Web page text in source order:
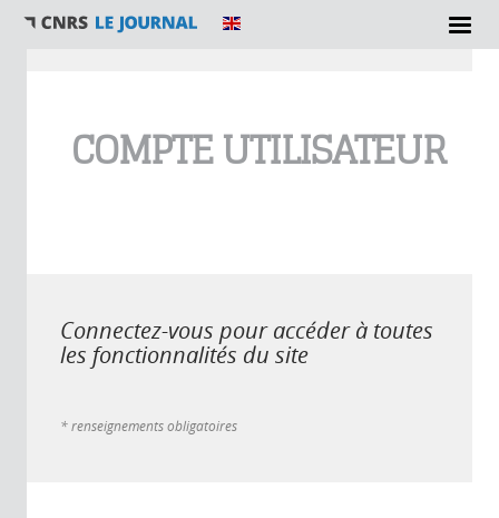
COMPTE UTILISATEUR
Connectez-vous pour accéder à toutes
les fonctionnalités du site
* renseignements obligatoires